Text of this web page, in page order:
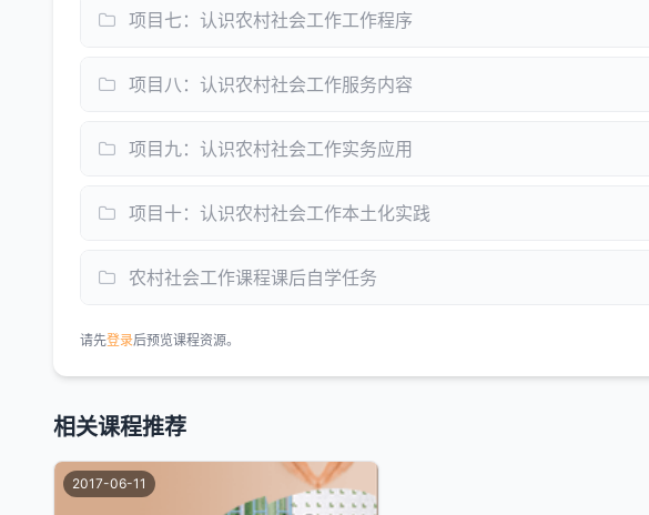
项目七：认识农村社会工作工作程序
项目八：认识农村社会工作服务内容
项目九：认识农村社会工作实务应用
项目十：认识农村社会工作本土化实践
农村社会工作课程课后自学任务
请先登录后预览课程资源。
相关课程推荐
2017-06-11